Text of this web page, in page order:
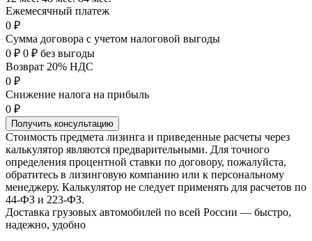
Ежемесячный платеж
0 ₽
Сумма договора с учетом налоговой выгоды
0 ₽ 0 ₽ без выгоды
Возврат 20% НДС
0 ₽
Снижение налога на прибыль
0 ₽
Получить консультацию
Стоимость предмета лизинга и приведенные расчеты через
калькулятор являются предварительными. Для точного
определения процентной ставки по договору, пожалуйста,
обратитесь в лизинговую компанию или к персональному
менеджеру. Калькулятор не следует применять для расчетов по
44-ФЗ и 223-ФЗ.
Доставка грузовых автомобилей по всей России — быстро,
надежно, удобно